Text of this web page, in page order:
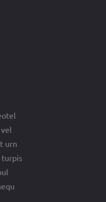
urn
turpis